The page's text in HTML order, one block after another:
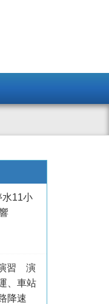
水11小
習 演
、車站
降速